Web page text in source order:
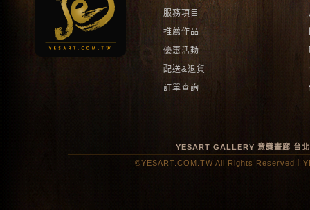
服務項目
推薦作品
優惠活動
配送&退貨
訂單查詢
YESART GALLERY 意識畫廊 台
©YESART.COM.TW All Rights Reserved｜